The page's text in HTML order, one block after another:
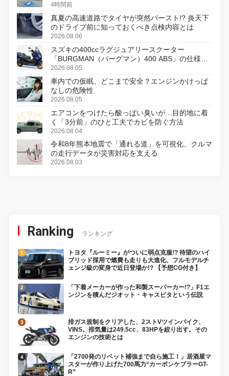
4時間前
真夏の高速道路でタイヤが突然バースト!? 炎天下
のドライブ前に知っておくべき点検内容とは
2026.08.06
スズキの400ccラグジュアリースクーター
「BURGMAN（バーグマン）400 ABS」の仕様を
変更し、8月18日に発売
2026.08.05
車内での仮眠、どこまで安全？エンジンかけっぱ
なしの危険性
2026.08.05
エアコンをつけたら酸っぱい臭いが…目的地に着
く「3分前」のひと工夫でカビを防ぐ方法
2026.08.04
令和8年熊本地震で「通れる道」を可視化、クルマ
の走行データが災害対応を支える
2026.08.03
Ranking ランキング
トヨタ『ルーミー』がついに弱点克服!? 待望のハイ
ブリッド採用で燃費も走りも大進化、フルモデルチ
ェンジ級の変身で近日登場か!? 【予想CG付き】
「下着メーカーが作った和製スーパーカー!?」F1エ
ンジンを積んだジオット・キャスピタという伝説
排ガス規制をクリアした、2ストVツインバイク、
VINS。排気量は249.5cc、83HPを絞り出す。その
エンジンの技術とは
「2700発のリベット補強まで自ら施工！」居酒屋マ
スターが作り上げた700馬力“カーボンケブラーGT-
R”